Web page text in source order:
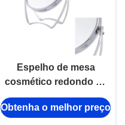
Espelho de mesa
cosmético redondo de
pele de PU de dois
lados ajustável com
Obtenha o melhor preço